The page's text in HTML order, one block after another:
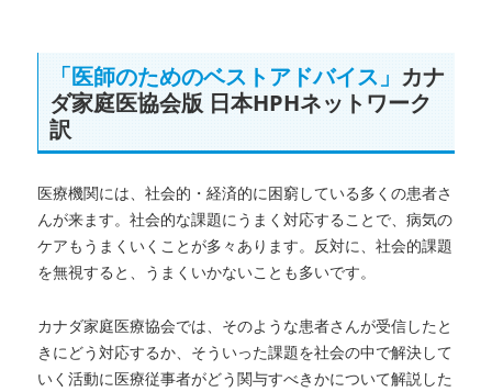
ケ
ー
シ
ン
進
の
た
め
具
箱」
リ
「医師のためのベストアドバイス」 カナ
ダ家庭医協会版 日本HPHネットワーク
訳
医療機関には、社会的・経済的に困窮している多くの患者さ
んが来ます。社会的な課題にうまく対応することで、病気の
ケアもうまくいくことが多々あります。反対に、社会的課題
を無視すると、うまくいかないことも多いです。
カナダ家庭医療協会では、そのような患者さんが受信したと
きにどう対応するか、そういった課題を社会の中で解決して
いく活動に医療従事者がどう関与すべきかについて解説した